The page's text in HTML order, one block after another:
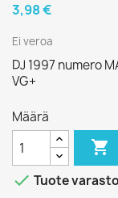
3,98 €
Ei veroa
DJ 1997 numero
VG+
Määrä

 Tuote